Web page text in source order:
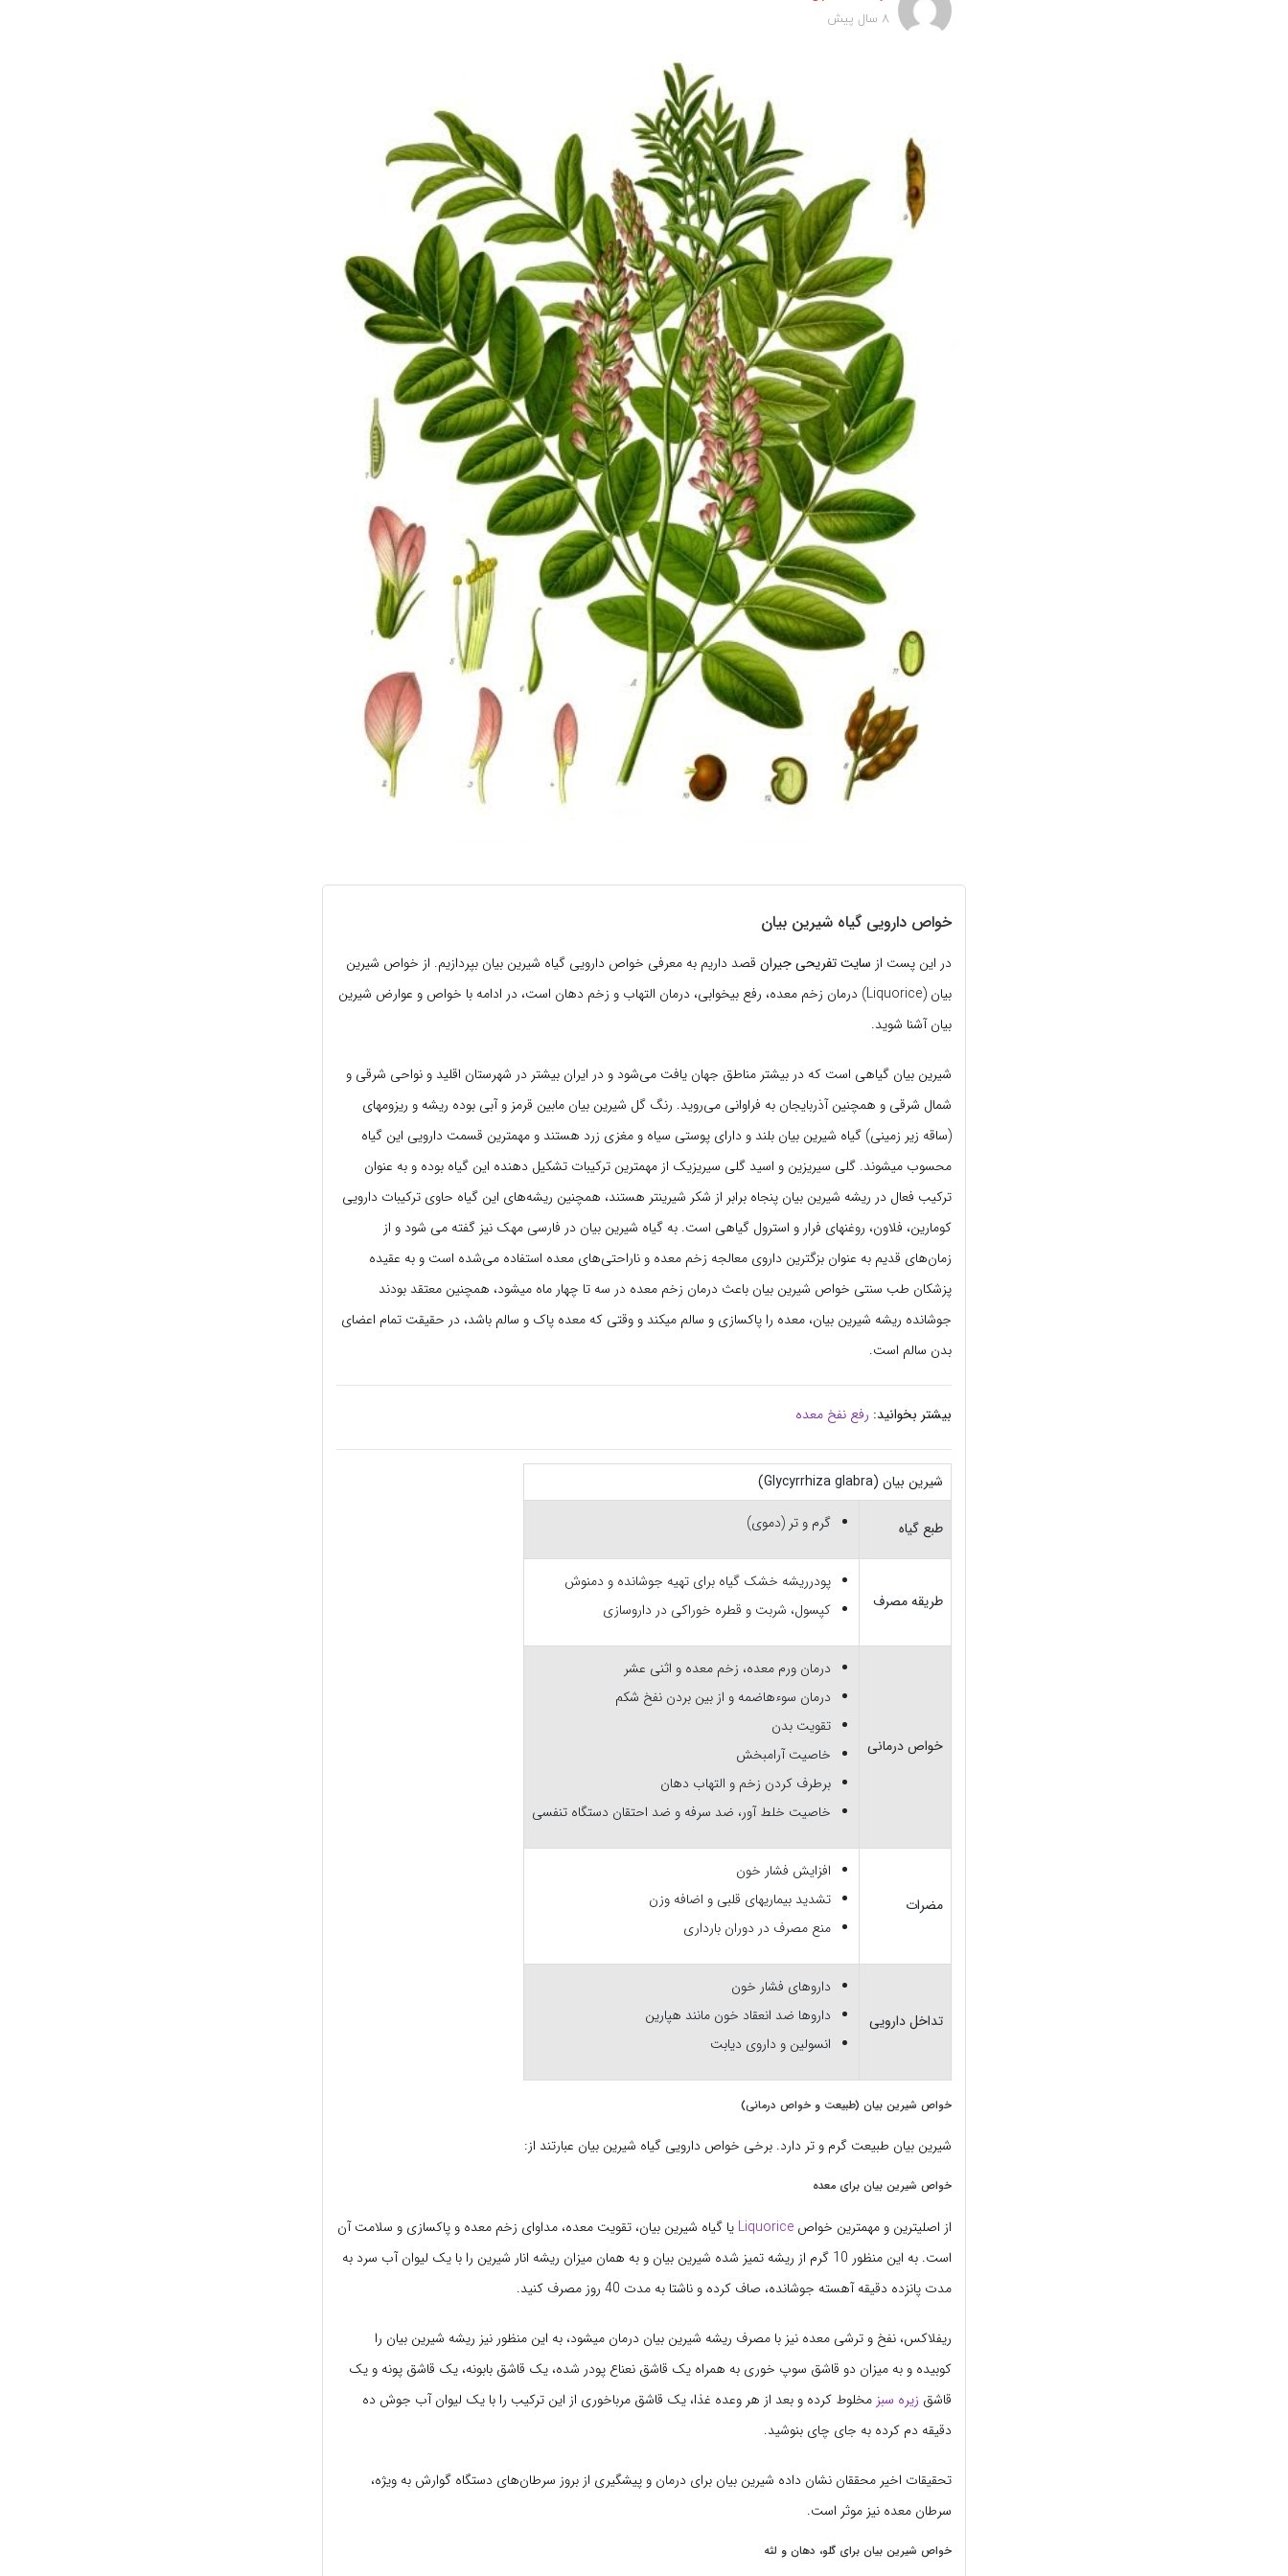
8 سال پیش
خواص دارویی گیاه شیرین بیان
در این پست از سایت تفریحی جیران قصد داریم به معرفی خواص دارویی گیاه شیرین بیان بپردازیم. از خواص شیرین
بیان (Liquorice) درمان زخم معده، رفع بیخوابی، درمان التهاب و زخم دهان است، در ادامه با خواص و عوارض شیرین
بیان آشنا شوید.
شیرین بیان گیاهی است که در بیشتر مناطق جهان یافت میشود و در ایران بیشتر در شهرستان اقلید و نواحی شرقی و
شمال شرقی و همچنین آذربایجان به فراوانی می‌روید. رنگ گل شیرین بیان مابین قرمز و آبی بوده ریشه و ریزومهای
(ساقه زیر زمینی) گیاه شیرین بیان بلند و دارای پوستی سیاه و مغزی زرد هستند و مهمترین قسمت دارویی این گیاه
محسوب میشوند. گلی سیریزین و اسید گلی سیریزیک از مهمترین ترکیبات تشکیل دهنده این گیاه بوده و به عنوان
ترکیب فعال در ریشه شیرین بیان پنجاه برابر از شکر شیرینتر هستند، همچنین ریشههای این گیاه حاوی ترکیبات دارویی
کومارین، فلاون، روغنهای فرار و استرول گیاهی است. به گیاه شیرین بیان در فارسی مهک نیز گفته می شود و از
زمانهای قدیم به عنوان بزگترین داروی معالجه زخم معده و ناراحتیهای معده استفاده میشده است و به عقیده
پزشکان طب سنتی خواص شیرین بیان باعث درمان زخم معده در سه تا چهار ماه میشود، همچنین معتقد بودند
جوشانده ریشه شیرین بیان، معده را پاکسازی و سالم میکند و وقتی که معده پاک و سالم باشد، در حقیقت تمام اعضای
بدن سالم است.
بیشتر بخوانید: رفع نفخ معده
شیرین بیان (Glycyrrhiza glabra)
طبع گیاه گرم و تر (دموی)
طریقه مصرف
پودرریشه خشک گیاه برای تهیه جوشانده و دمنوش
کپسول، شربت و قطره خوراکی در داروسازی
خواص درمانی
درمان ورم معده، زخم معده و اثنی عشر
درمان سوءهاضمه و از بین بردن نفخ شکم
تقویت بدن
خاصیت آرامبخش
برطرف کردن زخم و التهاب دهان
خاصیت خلط آور، ضد سرفه و ضد احتقان دستگاه تنفسی
مضرات
افزایش فشار خون
تشدید بیماریهای قلبی و اضافه وزن
منع مصرف در دوران بارداری
تداخل دارویی
داروهای فشار خون
داروها ضد انعقاد خون مانند هپارین
انسولین و داروی دیابت
خواص شیرین بیان (طبیعت و خواص درمانی)
شیرین بیان طبیعت گرم و تر دارد. برخی خواص دارویی گیاه شیرین بیان عبارتند از:
خواص شیرین بیان برای معده
از اصلیترین و مهمترین خواص Liquorice یا گیاه شیرین بیان، تقویت معده، مداوای زخم معده و پاکسازی و سلامت آن
است. به این منظور 10 گرم از ریشه تمیز شده شیرین بیان و به همان میزان ریشه انار شیرین را با یک لیوان آب سرد به
مدت پانزده دقیقه آهسته جوشانده، صاف کرده و ناشتا به مدت 40 روز مصرف کنید.
ریفلاکس، نفخ و ترشی معده نیز با مصرف ریشه شیرین بیان درمان میشود، به این منظور نیز ریشه شیرین بیان را
کوبیده و به میزان دو قاشق سوپ خوری به همراه یک قاشق نعناع پودر شده، یک قاشق بابونه، یک قاشق پونه و یک
قاشق زیره سبز مخلوط کرده و بعد از هر وعده غذا، یک قاشق مرباخوری از این ترکیب را با یک لیوان آب جوش ده
دقیقه دم کرده به جای چای بنوشید.
تحقیقات اخیر محققان نشان داده شیرین بیان برای درمان و پیشگیری از بروز سرطانهای دستگاه گوارش به ویژه،
سرطان معده نیز موثر است.
خواص شیرین بیان برای گلو، دهان و لثه